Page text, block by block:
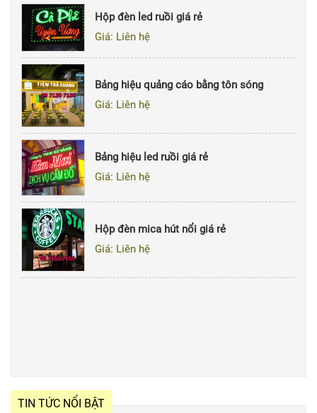
Hộp đèn led ruồi giá rẻ
Giá: Liên hệ
Bảng hiệu quảng cáo bằng tôn sóng
Giá: Liên hệ
Bảng hiệu led ruồi giá rẻ
Giá: Liên hệ
Hộp đèn mica hút nổi giá rẻ
Giá: Liên hệ
TIN TỨC NỔI BẬT